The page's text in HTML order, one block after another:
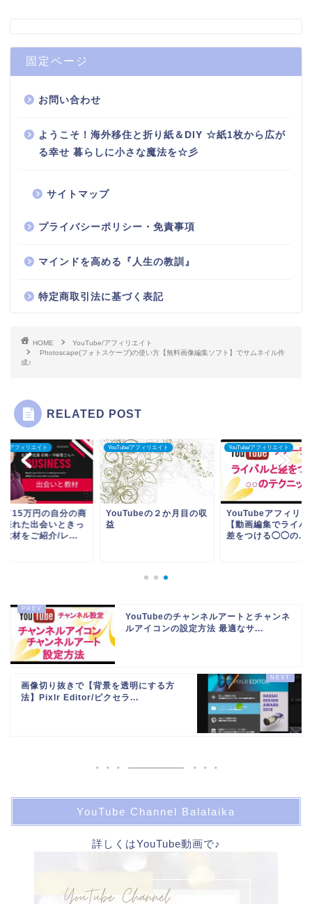
固定ページ
お問い合わせ
ようこそ！海外移住と折り紙＆DIY ☆紙1枚から広が
る幸せ 暮らしに小さな魔法を☆彡
サイトマップ
プライバシーポリシー・免責事項
マインドを高める『人生の教訓』
特定商取引法に基づく表記
HOME
YouTube/アフィリエイト
Photoscape(フォトスケープ)の使い方【無料画像編集ソフト】でサムネイル作
成♪
RELATED POST
アフィリエイト
て15万円の自分の商
売れた出会いときっ
教材をご紹介/レ...
YouTube/アフィリエイト
YouTubeの２か月目の収
益
YouTube/アフィリエイト
YouTubeアフィリエ
【動画編集でライバ
差をつける◯◯の...
YouTubeのチャンネルアートとチャンネ
ルアイコンの設定方法 最適なサ...
画像切り抜きで【背景を透明にする方
法】Pixlr Editor/ピクセラ...
YouTube Channel Balalaika
詳しくはYouTube動画で♪